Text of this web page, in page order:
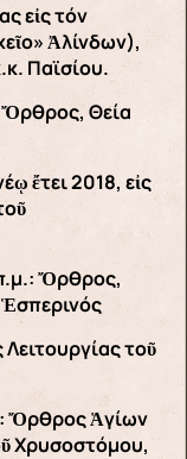
εἰς τόν
Ἀλίνδων),
Παϊσίου.
Θεία
ἔτει 2018, εἰς
Ὄρθρος,
τοῦ
Ὄρθρος Ἁγίων
Χρυσοστόμου,